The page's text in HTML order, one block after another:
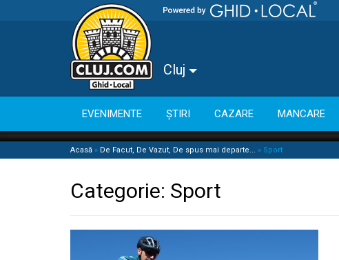
Cluj
EVENIMENTE ȘTIRI CAZARE MANCARE
Acasă » De Facut, De Vazut, De spus mai departe... » Sport
Categorie: Sport